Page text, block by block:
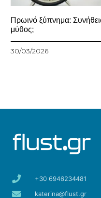
Πρωινό ξύπνημα:
μύθος;
30/03/2026
+30 6946234481
katerina@flust.gr